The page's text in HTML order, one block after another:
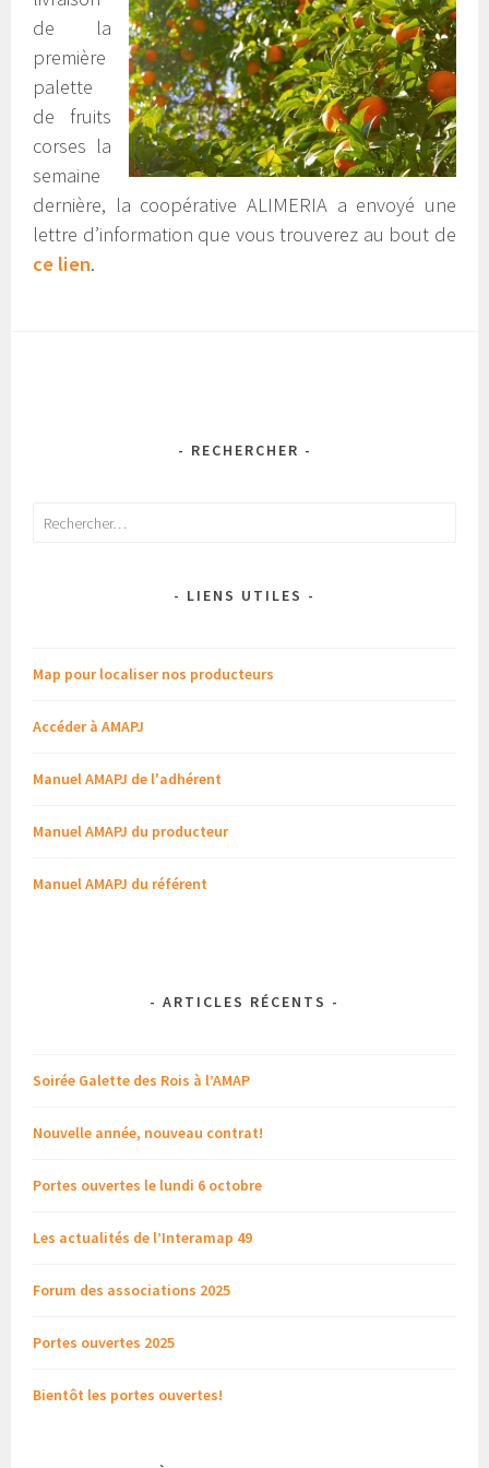
de la
première
palette
de fruits
corses la
semaine
dernière, la coopérative ALIMERIA a envoyé une
lettre d’information que vous trouverez au bout de
ce lien.
- RECHERCHER -
Rechercher :
- LIENS UTILES -
Map pour localiser nos producteurs
Accéder à AMAPJ
Manuel AMAPJ de l'adhérent
Manuel AMAPJ du producteur
Manuel AMAPJ du référent
- ARTICLES RÉCENTS -
Soirée Galette des Rois à l’AMAP
Nouvelle année, nouveau contrat!
Portes ouvertes le lundi 6 octobre
Les actualités de l’Interamap 49
Forum des associations 2025
Portes ouvertes 2025
Bientôt les portes ouvertes!